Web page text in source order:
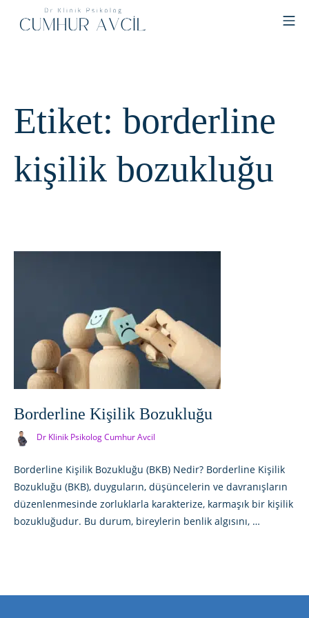
Etiket: borderline
kişilik bozukluğu
Borderline Kişilik Bozukluğu
Dr Klinik Psikolog Cumhur Avcil
Borderline Kişilik Bozukluğu (BKB) Nedir? Borderline Kişilik
Bozukluğu (BKB), duyguların, düşüncelerin ve davranışların
düzenlenmesinde zorluklarla karakterize, karmaşık bir kişilik
bozukluğudur. Bu durum, bireylerin benlik algısını, …